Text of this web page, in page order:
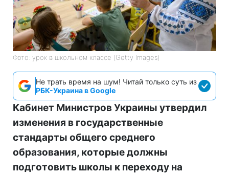
Фото: урок в школьном классе (Getty Images)
Не трать время на шум! Читай только суть из
РБК-Украина в Google
Кабинет Министров Украины утвердил
изменения в государственные
стандарты общего среднего
образования, которые должны
подготовить школы к переходу на